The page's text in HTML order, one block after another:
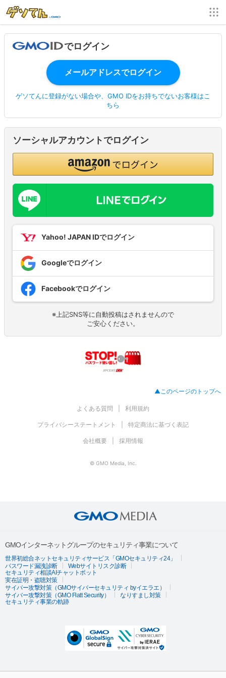
でログイン
ゲソてんに登録がない場合や、GMO IDをお持ちでないお客様はこ
ちら
ソーシャルアカウントでログイン
Yahoo! JAPAN IDでログイン
Googleでログイン
Facebookでログイン
※上記SNS等に自動投稿はされませんので
ご安心ください。
▲このページのトップへ
よくある質問 利用規約
プライバシーステートメント 特定商法に基づく表記
会社概要 採用情報
© GMO Media, Inc.
GMOインターネットグループのセキュリティ事業について
世界初総合ネットセキュリティサービス「GMOセキュリティ24」
パスワード漏洩診断
Webサイトリスク診断
セキュリティ相談AIチャットボット
実在証明・盗聴対策
サイバー攻撃対策（GMOサイバーセキュリティ byイエラエ）
サイバー攻撃対策（GMO Flatt Security）
なりすまし対策
セキュリティ事業の軌跡